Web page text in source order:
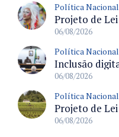
Política Nacional
06/08/2026
Política Nacional
06/08/2026
Política Nacional
06/08/2026